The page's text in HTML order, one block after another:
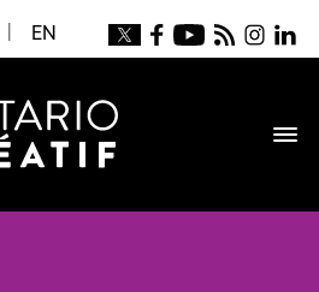
EN